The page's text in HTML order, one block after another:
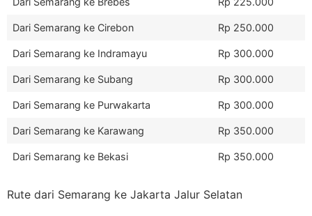
Dari Semarang ke Cirebon Rp 250.000
Dari Semarang ke Indramayu Rp 300.000
Dari Semarang ke Subang Rp 300.000
Dari Semarang ke Purwakarta Rp 300.000
Dari Semarang ke Karawang Rp 350.000
Dari Semarang ke Bekasi Rp 350.000
Rute dari Semarang ke Jakarta Jalur Selatan